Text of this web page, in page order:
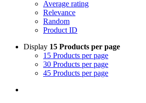
Average rating
Relevance
Random
Product ID
Display 15 Products per page
15 Products per page
30 Products per page
45 Products per page